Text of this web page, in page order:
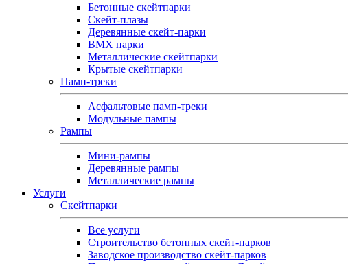
Бетонные скейтпарки
Скейт‑плазы
Деревянные скейт‑парки
BMX парки
Металлические скейтпарки
Крытые скейтпарки
Памп-треки
Асфальтовые памп‑треки
Модульные пампы
Рампы
Мини-рампы
Деревянные рампы
Металлические рампы
Услуги
Скейтпарки
Все услуги
Строительство бетонных скейт-парков
Заводское производство скейт-парков